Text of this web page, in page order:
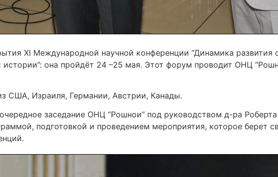
XI Международной научной конференции “Динамика развития
она пройдёт 24 –25 мая. Этот форум проводит ОНЦ
США, Израиля, Германии, Австрии, Канады.
заседание ОНЦ “Рошнои” под руководством д-ра
подготовкой и проведением мероприятия, которое берет